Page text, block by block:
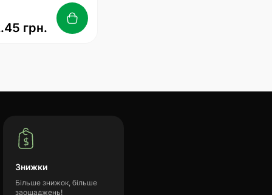
грн.
Знижки
Більше знижок, більше
заощаджень!